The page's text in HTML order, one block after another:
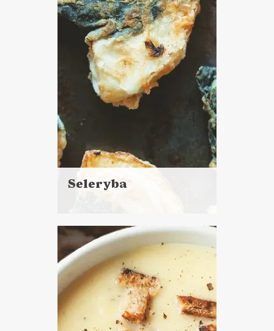
PRZYSTAWKI
BOŻE NARODZENIE ?
Seleryba
więcej
Czas przygotowania:
do godziny
DANIA GŁÓWNE
PRZYSTAWKI
BOŻE NARODZENIE ?